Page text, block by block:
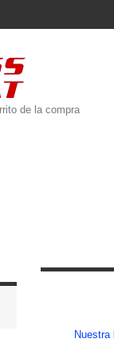
de la compra